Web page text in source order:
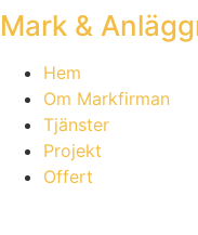
Skip
content
Mark &
Hem
Om Markfirman
Tjänster
Projekt
Offert